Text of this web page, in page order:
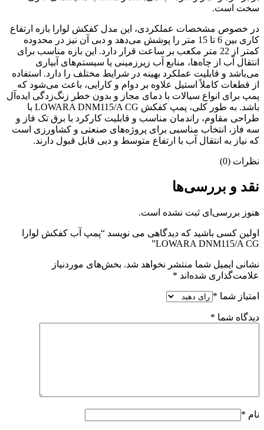
سخت است.
در خصوص مشخصات عملکردی، این مدل کفکش لوارا بازه ارتفاع
کاری بین 6 تا 15 متر را پوشش می‌دهد و دبی آن نیز در محدوده
کمتر از 22 متر مکعب بر ساعت قرار دارد. این بازه مناسب برای
انتقال آب از چاه‌ها، منابع آب زیرزمینی یا سیستم‌های آبیاری
می‌باشد و قابلیت عملکرد بهینه در شرایط مختلف را دارد. استفاده
از قطعات کاملاً استیل علاوه بر دوام و کارایی، باعث می‌شود که
پمپ برای انواع سیالات با دمای مجاز و بدون خطر زنگ‌زدگی ایده‌آل
باشد. به طور کلی، پمپ کفکش LOWARA DNM115/A CG با
طراحی مقاوم، راندمان مناسب و قابلیت کارکرد با برق تک فاز و
سه فاز، انتخاب مناسبی برای پروژه‌های صنعتی و کشاورزی است
که نیاز به انتقال آب با ارتفاع متوسط و دبی قابل قبول دارند.
نظرات (0)
نقد و بررسی‌ها
هنوز بررسی‌ای ثبت نشده است.
اولین کسی باشید که دیدگاهی می نویسد “پمپ آب کفکش لوارا
LOWARA DNM115/A CG”
نشانی ایمیل شما منتشر نخواهد شد. بخش‌های موردنیاز
علامت‌گذاری شده‌اند *
امتیاز شما *
دیدگاه شما *
نام *